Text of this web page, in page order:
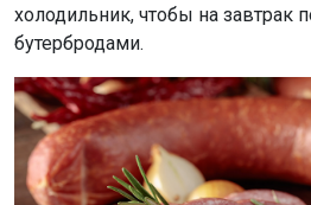
холодильник, чтобы на завтрак
бутербродами.